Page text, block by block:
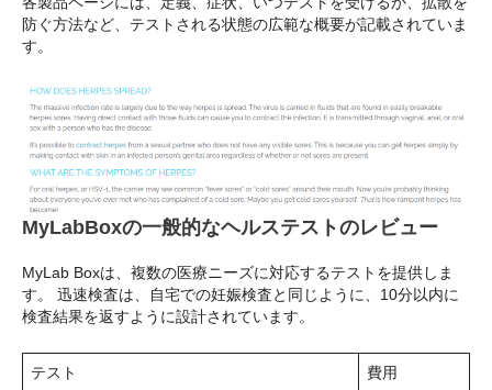
防ぐ方法など、テストされる状態の広範な概要が記載されていま
す。
MyLabBoxの一般的なヘルステストのレビュー
MyLab Boxは、複数の医療ニーズに対応するテストを提供しま
す。 迅速検査は、自宅での妊娠検査と同じように、10分以内に
検査結果を返すように設計されています。
テスト 費用